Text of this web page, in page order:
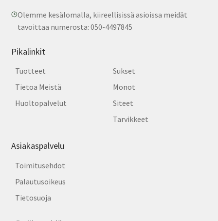
Olemme kesälomalla, kiireellisissä asioissa meidät
tavoittaa numerosta: 050-4497845
Pikalinkit
Tuotteet
Tietoa Meistä
Huoltopalvelut
Sukset
Monot
Siteet
Tarvikkeet
Asiakaspalvelu
Toimitusehdot
Palautusoikeus
Tietosuoja